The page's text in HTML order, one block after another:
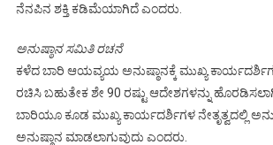
ನೆನಪಿನ ಶಕ್ತಿ ಕಡಿಮೆಯಾಗಿದೆ ಎಂದರು.
ಅನುಷ್ಠಾನ ಸಮಿತಿ ರಚನೆ
ಕಳೆದ ಬಾರಿ ಆಯವ್ಯಯ ಅನುಷ್ಠಾನಕ್ಕೆ ಮುಖ್ಯ
ರಚಿಸಿ ಬಹುತೇಕ ಶೇ 90 ರಷ್ಟು ಆದೇಶಗಳನ್ನು
ಬಾರಿಯೂ ಕೂಡ ಮುಖ್ಯ ಕಾರ್ಯದರ್ಶಿಗಳ ನೇತೃತ್ವದಲ್ಲಿ
ಅನುಷ್ಠಾನ ಮಾಡಲಾಗುವುದು ಎಂದರು.